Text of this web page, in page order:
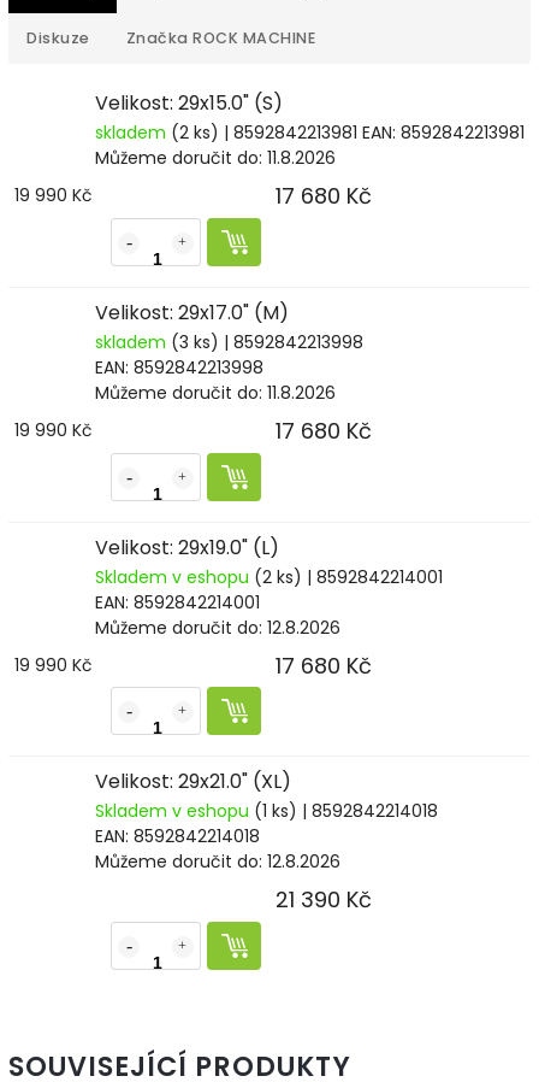
Diskuze Značka ROCK MACHINE
Velikost: 29x15.0" (S)
skladem (2 ks) | 8592842213981 EAN: 8592842213981
Můžeme doručit do: 11.8.2026
19 990 Kč
17 680 Kč
Velikost: 29x17.0" (M)
skladem (3 ks) | 8592842213998
EAN: 8592842213998
Můžeme doručit do: 11.8.2026
19 990 Kč
17 680 Kč
Velikost: 29x19.0" (L)
Skladem v eshopu (2 ks) | 8592842214001
EAN: 8592842214001
Můžeme doručit do: 12.8.2026
19 990 Kč
17 680 Kč
Velikost: 29x21.0" (XL)
Skladem v eshopu (1 ks) | 8592842214018
EAN: 8592842214018
Můžeme doručit do: 12.8.2026
21 390 Kč
SOUVISEJÍCÍ PRODUKTY